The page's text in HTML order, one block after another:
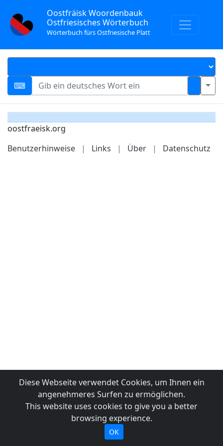
Oostfräisk Woordenbauk
Ostfriesisches Wörterbuch
Wörterbuch fürs Ostfriesische Platt
oostfraeisk.org
Benutzerhinweise
| Links | Über | Datenschutz
Diese Webseite verwendet Cookies, um Ihnen ein
angenehmeres Surfen zu ermöglichen.
This website uses cookies to give you a better
browsing experience.
OK